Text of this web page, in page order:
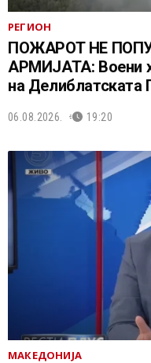
РЕГИОН
ПОЖАРОТ НЕ
АРМИЈАТА: Воени
на Делиблатската
06.08.2026. 19:20
МАКЕДОНИЈА